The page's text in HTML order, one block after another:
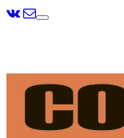
Меню